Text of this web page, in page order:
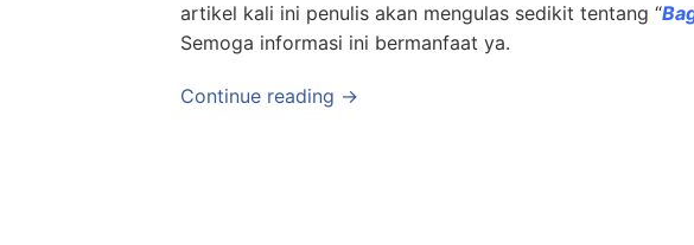
artikel kali ini penulis akan mengulas sedikit tentang “
Semoga informasi ini bermanfaat ya.
Continue reading →